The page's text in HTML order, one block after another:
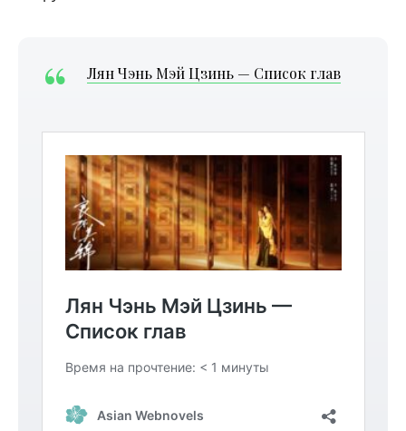
Лян Чэнь Мэй Цзинь — Список глав